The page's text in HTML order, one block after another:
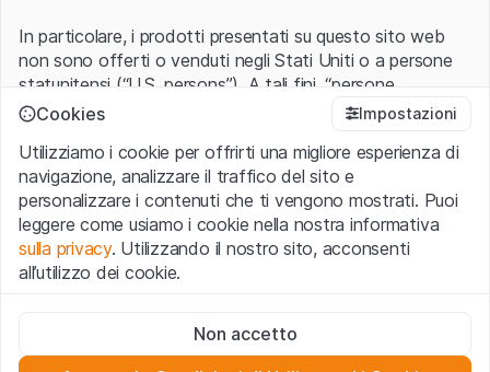
In particolare, i prodotti presentati su questo sito web
non sono offerti o venduti negli Stati Uniti o a persone
statunitensi (“U.S. persons”). A tali fini, “persone
statunitensi” vanno intese nel significato ad esse ascritto
1933 che include le persone residenti negli Stati Uniti
d’America, le società per azioni e le altre forme societarie
americane.
Condizioni di utilizzo e informazioni legali
Con l’accesso al sito web (di seguito, il “Sito”) si dichiara
avvertenze importanti e le condizioni di utilizzo ivi rese
Cookies Impostazioni
Utilizziamo i cookie per offrirti una migliore esperienza di
navigazione, analizzare il traffico del sito e
personalizzare i contenuti che ti vengono mostrati. Puoi
leggere come usiamo i cookie nella nostra informativa
sulla privacy. Utilizzando il nostro sito, acconsenti
all’utilizzo dei cookie.
Questi cookie sono necessari per il funzionamento del sito
web e non possono essere disattivati.
Non accetto